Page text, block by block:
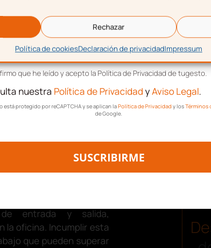
Rechazar
Política de cookiesDeclaración de privacidadImpressum
integral y
en la nube que unifica
de gastos. Sirve
humanos y ahorrar
fluya en tiempo
y registro
la jornada laboral
entrada y salida,
la oficina. Incumplir esta
que pueden superar
de términos y condiciones
que he leído y acepto la Política de Privacidad de tugesto.
nuestra Política de PrivacidadyAviso Legal.
está protegido por reCAPTCHA y se aplican laPolítica de Privacidad y losTérminos
de Google.
SUSCRIBIRME